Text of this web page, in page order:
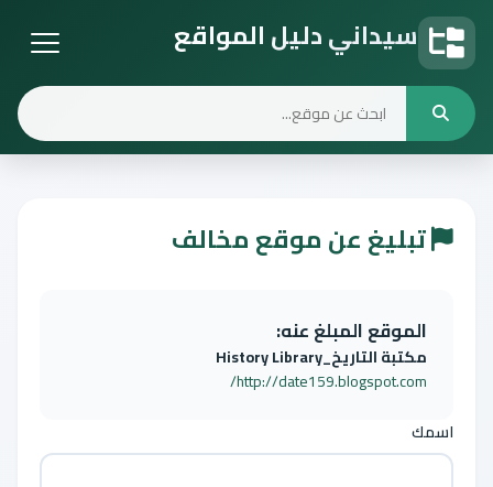
سيداني دليل المواقع
تبليغ عن موقع مخالف
الموقع المبلغ عنه:
مكتبة التاريخ_History Library
http://date159.blogspot.com/
اسمك